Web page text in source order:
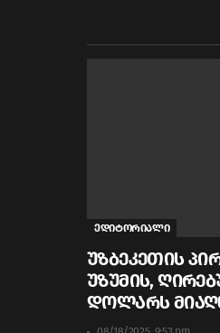
ედიტორიალი
უზბეკეთის
უზუმის,
დოლარს